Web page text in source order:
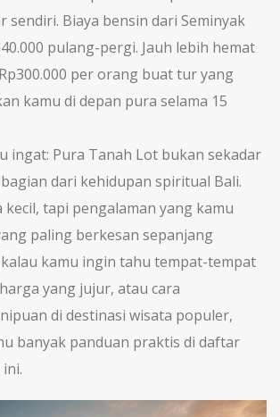
sendiri. Biaya bensin dari Seminyak
pulang-pergi. Jauh lebih hemat
per orang buat tur yang
kamu di depan pura selama 15
ingat: Pura Tanah Lot bukan sekadar
dari kehidupan spiritual Bali.
kecil, tapi pengalaman yang kamu
paling berkesan sepanjang
kamu ingin tahu tempat-tempat
yang jujur, atau cara
di destinasi wisata populer,
banyak panduan praktis di daftar